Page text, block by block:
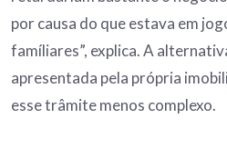
por causa do que estava em
famíliares”, explica. A
apresentada pela própria
esse trâmite menos complexo.